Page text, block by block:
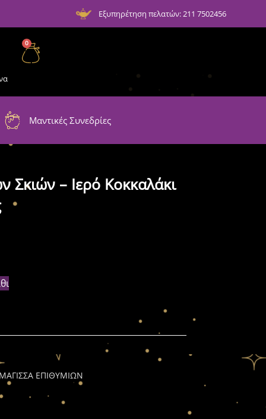
Εξυπηρέτηση πελατών: 211 7502456
0
Μαντικές Συνεδρίες
– Ιερό Κοκκαλάκι
ΜΑΓΙΣΣΑ ΕΠΙΘΥΜΙΩΝ